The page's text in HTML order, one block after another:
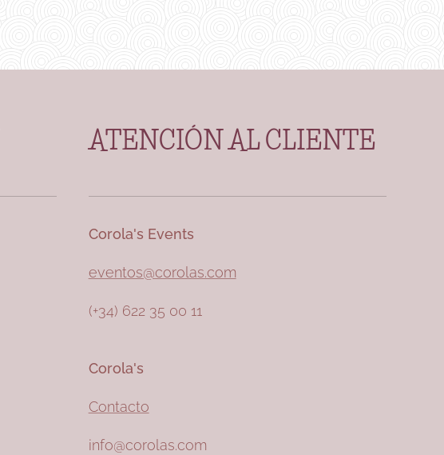
ATENCIÓN AL CLIENTE
Corola's Events
eventos@corolas.com
(+34) 622 35 00 11
Corola's
Contacto
info@corolas.com